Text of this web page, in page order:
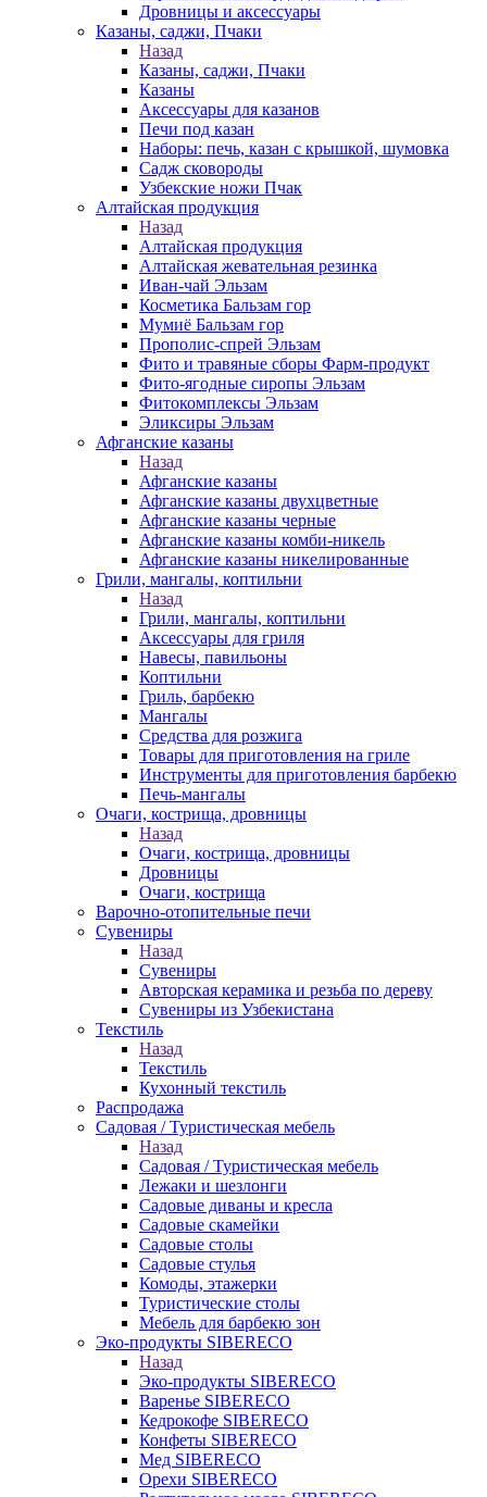
Дровницы и аксессуары
Казаны, саджи, Пчаки
Назад
Казаны, саджи, Пчаки
Казаны
Аксессуары для казанов
Печи под казан
Наборы: печь, казан с крышкой, шумовка
Садж сковороды
Узбекские ножи Пчак
Алтайская продукция
Назад
Алтайская продукция
Алтайская жевательная резинка
Иван-чай Эльзам
Косметика Бальзам гор
Мумиё Бальзам гор
Прополис-спрей Эльзам
Фито и травяные сборы Фарм-продукт
Фито-ягодные сиропы Эльзам
Фитокомплексы Эльзам
Эликсиры Эльзам
Афганские казаны
Назад
Афганские казаны
Афганские казаны двухцветные
Афганские казаны черные
Афганские казаны комби-никель
Афганские казаны никелированные
Грили, мангалы, коптильни
Назад
Грили, мангалы, коптильни
Аксессуары для гриля
Навесы, павильоны
Коптильни
Гриль, барбекю
Мангалы
Средства для розжига
Товары для приготовления на гриле
Инструменты для приготовления барбекю
Печь-мангалы
Очаги, кострища, дровницы
Назад
Очаги, кострища, дровницы
Дровницы
Очаги, кострища
Варочно-отопительные печи
Сувениры
Назад
Сувениры
Авторская керамика и резьба по дереву
Сувениры из Узбекистана
Текстиль
Назад
Текстиль
Кухонный текстиль
Распродажа
Садовая / Туристическая мебель
Назад
Садовая / Туристическая мебель
Лежаки и шезлонги
Садовые диваны и кресла
Садовые скамейки
Садовые столы
Садовые стулья
Комоды, этажерки
Туристические столы
Мебель для барбекю зон
Эко-продукты SIBERECO
Назад
Эко-продукты SIBERECO
Варенье SIBERECO
Кедрокофе SIBERECO
Конфеты SIBERECO
Мед SIBERECO
Орехи SIBERECO